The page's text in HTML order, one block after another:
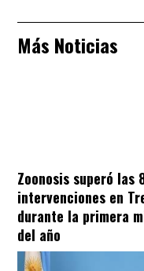
Más Noticias
Zoonosis superó las
intervenciones en
durante la primera
del año